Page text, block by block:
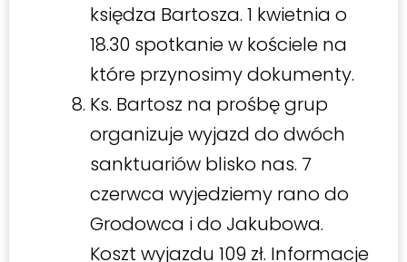
księdza Bartosza. 1 kwietnia o
18.30 spotkanie w kościele na
które przynosimy dokumenty.
Ks. Bartosz na prośbę grup
organizuje wyjazd do dwóch
sanktuariów blisko nas. 7
czerwca wyjedziemy rano do
Grodowca i do Jakubowa.
Koszt wyjazdu 109 zł. Informacje